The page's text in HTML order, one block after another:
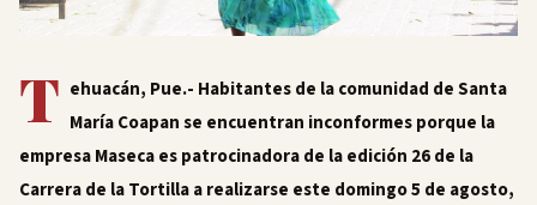
T ehuacán, Pue.- Habitantes de la comunidad de Santa
María Coapan se encuentran inconformes porque la
empresa Maseca es patrocinadora de la edición 26 de la
Carrera de la Tortilla a realizarse este domingo 5 de agosto,